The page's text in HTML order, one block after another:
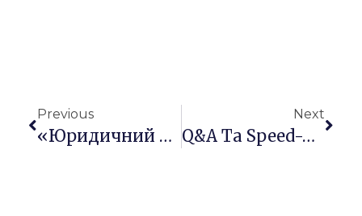
Previous
«Юридичний Нетворкінг: Твій Старт У Майбутнє»: Про Перший Захід У Межах Схеми «Менторство Для Студентів ВПО» Проєкту PROMENT
Next
Q&A Та Speed-Mentoring Сесія Щодо Написання Наукових Тез Пройшла У ЧНУ Імені Петра Могили В Рамках Проєкту PROMENT